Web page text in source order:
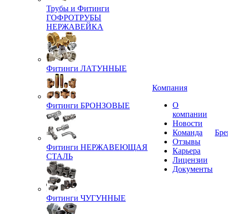
Трубы и Фитинги
ГОФРОТРУБЫ
НЕРЖАВЕЙКА
Фитинги ЛАТУННЫЕ
Фитинги БРОНЗОВЫЕ
Фитинги НЕРЖАВЕЮЩАЯ
СТАЛЬ
Фитинги ЧУГУННЫЕ
Компания
О
компании
Новости
Команда
Отзывы
Карьера
Лицензии
Документы